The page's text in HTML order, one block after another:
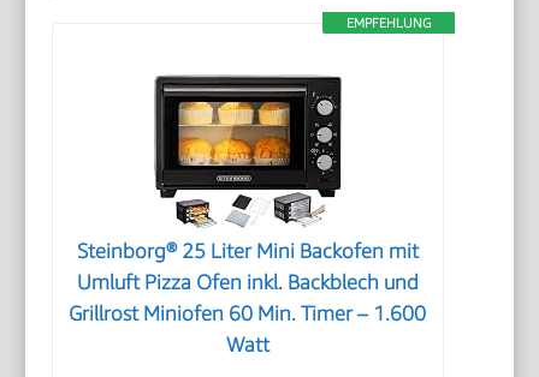
EMPFEHLUNG
Steinborg® 25 Liter Mini Backofen mit
Umluft Pizza Ofen inkl. Backblech und
Grillrost Miniofen 60 Min. Timer – 1.600
Watt